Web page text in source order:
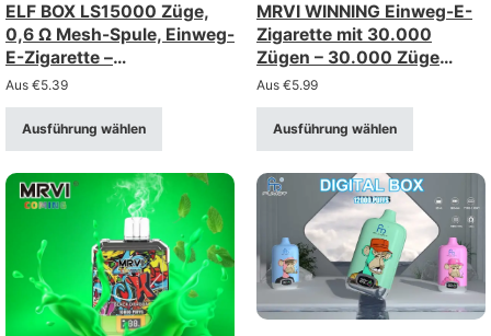
ELF BOX LS15000 Züge,
0,6 Ω Mesh-Spule, Einweg-
E-Zigarette –
wiederaufladbar über Typ-
C-Anschluss (Stärke: 0–
5%)
Aus €5.39
Ausführung wählen
MRVI WINNING Einweg-E-
Zigarette mit 30.000
Zügen – 30.000 Züge
(Stärke 2%/5%)
Aus €5.99
Ausführung wählen